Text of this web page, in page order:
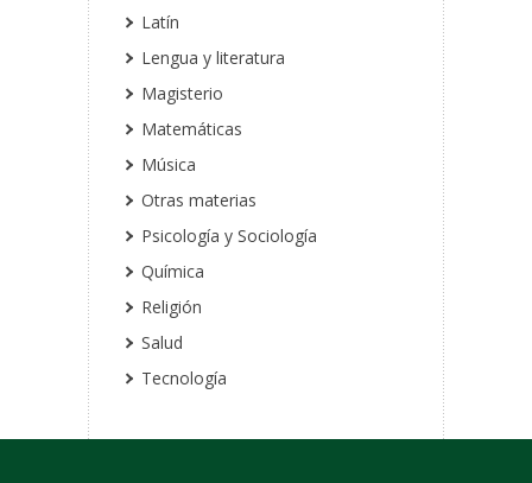
Latín
Lengua y literatura
Magisterio
Matemáticas
Música
Otras materias
Psicología y Sociología
Química
Religión
Salud
Tecnología